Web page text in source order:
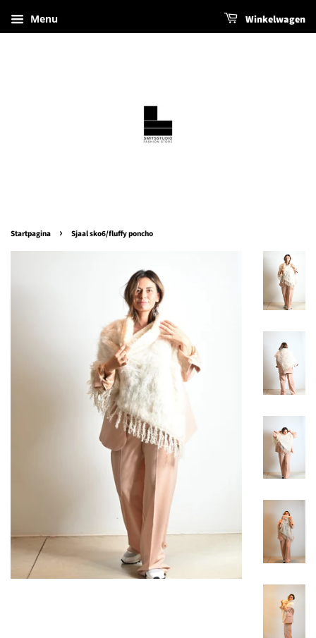
Menu Winkelwagen
Startpagina › Sjaal sko6/fluffy poncho